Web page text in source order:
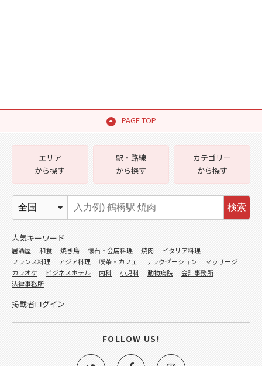
PAGE TOP
エリア
から探す
駅・路線
から探す
カテゴリー
から探す
検索
人気キーワード
居酒屋 和食 焼き鳥 懐石・会席料理 焼肉
イタリア料理
フランス料理
アジア料理 喫茶・カフェ リラクゼーション
マッサージ
カラオケ
ビジネスホテル 内科 小児科 動物病院
会計事務所
法律事務所
掲載者ログイン
FOLLOW US!